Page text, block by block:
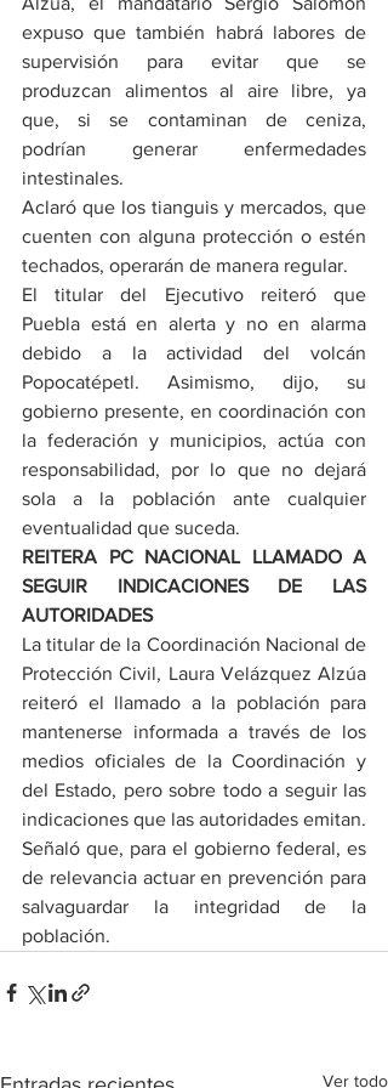
expuso que también habrá labores de
supervisión para evitar que se
produzcan alimentos al aire libre, ya
que, si se contaminan de ceniza,
podrían generar enfermedades
intestinales.
Aclaró que los tianguis y mercados, que
cuenten con alguna protección o estén
techados, operarán de manera regular.
El titular del Ejecutivo reiteró que
Puebla está en alerta y no en alarma
debido a la actividad del volcán
Popocatépetl. Asimismo, dijo, su
gobierno presente, en coordinación con
la federación y municipios, actúa con
responsabilidad, por lo que no dejará
sola a la población ante cualquier
eventualidad que suceda.
REITERA PC NACIONAL LLAMADO A
SEGUIR INDICACIONES DE LAS
AUTORIDADES
La titular de la Coordinación Nacional de
Protección Civil, Laura Velázquez Alzúa
reiteró el llamado a la población para
mantenerse informada a través de los
medios oficiales de la Coordinación y
del Estado, pero sobre todo a seguir las
indicaciones que las autoridades emitan.
Señaló que, para el gobierno federal, es
de relevancia actuar en prevención para
salvaguardar la integridad de la
población.
Ver todo